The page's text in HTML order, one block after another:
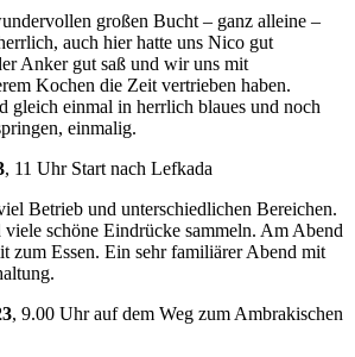
großen Bucht – ganz alleine –
auch hier hatte uns Nico gut
Anker gut saß und wir uns mit
Kochen die Zeit vertrieben haben.
gleich einmal in herrlich blaues und noch
einmalig.
, 11 Uhr Start nach Lefkada
Betrieb und unterschiedlichen Bereichen.
viele schöne Eindrücke sammeln. Am Abend
zum Essen. Ein sehr familiärer Abend mit
, 9.00 Uhr auf dem Weg zum Ambrakischen